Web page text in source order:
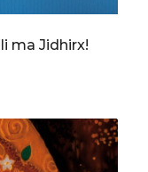
ma Jidhirx!